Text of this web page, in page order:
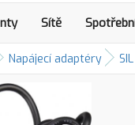
Sítě
Napájecí adaptéry SIL